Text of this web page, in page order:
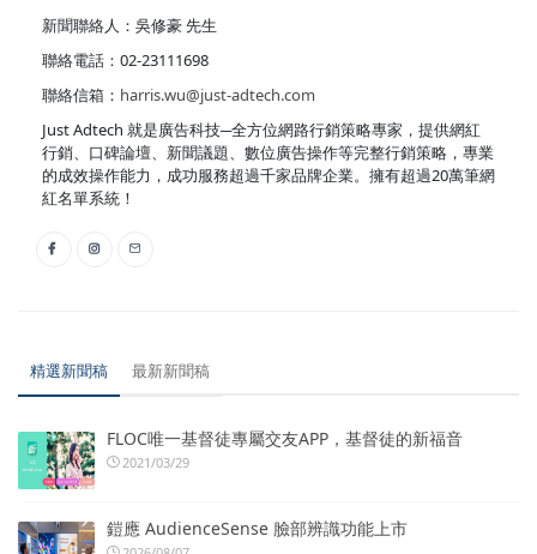
新聞聯絡人：吳修豪 先生
聯絡電話：02-23111698
聯絡信箱： harris.wu@just-adtech.com
Just Adtech 就是廣告科技─全方位網路行銷策略專家，提供網紅
行銷、口碑論壇、新聞議題、數位廣告操作等完整行銷策略，專業
的成效操作能力，成功服務超過千家品牌企業。擁有超過20萬筆網
紅名單系統！
精選新聞稿 最新新聞稿
FLOC唯一基督徒專屬交友APP，基督徒的新福音
2021/03/29
鎧應 AudienceSense 臉部辨識功能上市